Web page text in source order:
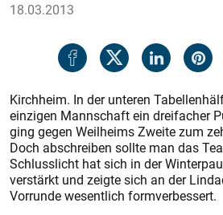
18.03.2013
Kirchheim. In der unteren
einzigen Mannschaft ein dreifacher
ging gegen Weilheims Zweite zum
Doch abschreiben sollte man das
Schlusslicht hat sich in der
verstärkt und zeigte sich an der
Vorrunde wesentlich formverbessert.